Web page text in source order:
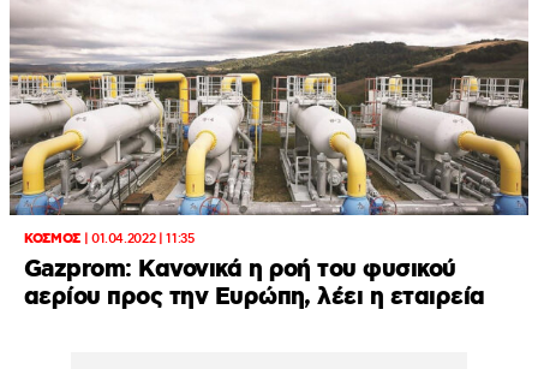
ΚΟΣΜΟΣ| 01.04.2022 | 11:35
Gazprom: Κανονικά η ροή του φυσικού
αερίου προς την Ευρώπη, λέει η εταιρεία